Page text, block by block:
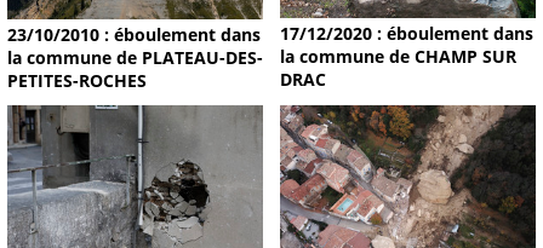
23/10/2010 : éboulement dans
la commune de PLATEAU-DES-
PETITES-ROCHES
17/12/2020 : éboulement dans
la commune de CHAMP SUR
DRAC